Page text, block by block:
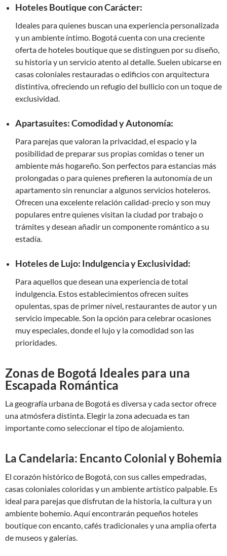
Hoteles Boutique con Carácter:
Ideales para quienes buscan una experiencia personalizada
y un ambiente íntimo. Bogotá cuenta con una creciente
oferta de hoteles boutique que se distinguen por su diseño,
su historia y un servicio atento al detalle. Suelen ubicarse en
casas coloniales restauradas o edificios con arquitectura
distintiva, ofreciendo un refugio del bullicio con un toque de
exclusividad.
Apartasuites: Comodidad y Autonomía:
Para parejas que valoran la privacidad, el espacio y la
posibilidad de preparar sus propias comidas o tener un
ambiente más hogareño. Son perfectos para estancias más
prolongadas o para quienes prefieren la autonomía de un
apartamento sin renunciar a algunos servicios hoteleros.
Ofrecen una excelente relación calidad-precio y son muy
populares entre quienes visitan la ciudad por trabajo o
trámites y desean añadir un componente romántico a su
estadía.
Hoteles de Lujo: Indulgencia y Exclusividad:
Para aquellos que desean una experiencia de total
indulgencia. Estos establecimientos ofrecen suites
opulentas, spas de primer nivel, restaurantes de autor y un
servicio impecable. Son la opción para celebrar ocasiones
muy especiales, donde el lujo y la comodidad son las
prioridades.
Zonas de Bogotá Ideales para una
Escapada Romántica
La geografía urbana de Bogotá es diversa y cada sector ofrece
una atmósfera distinta. Elegir la zona adecuada es tan
importante como seleccionar el tipo de alojamiento.
La Candelaria: Encanto Colonial y Bohemia
El corazón histórico de Bogotá, con sus calles empedradas,
casas coloniales coloridas y un ambiente artístico palpable. Es
ideal para parejas que disfrutan de la historia, la cultura y un
ambiente bohemio. Aquí encontrarán pequeños hoteles
boutique con encanto, cafés tradicionales y una amplia oferta
de museos y galerías.